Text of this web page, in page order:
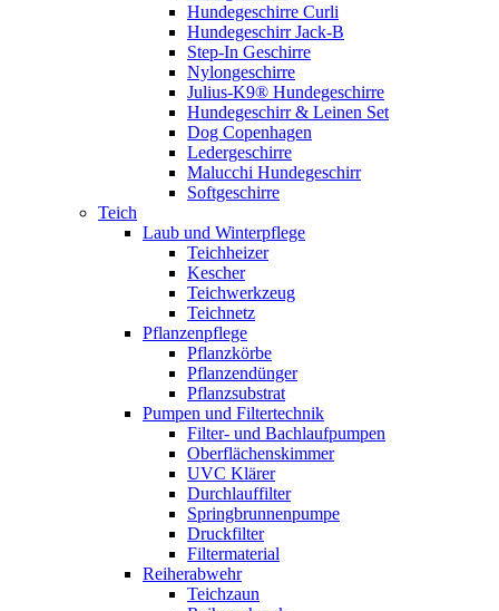
Hundegeschirre Curli
Hundegeschirr Jack-B
Step-In Geschirre
Nylongeschirre
Julius-K9® Hundegeschirre
Hundegeschirr & Leinen Set
Dog Copenhagen
Ledergeschirre
Malucchi Hundegeschirr
Softgeschirre
Teich
Laub und Winterpflege
Teichheizer
Kescher
Teichwerkzeug
Teichnetz
Pflanzenpflege
Pflanzkörbe
Pflanzendünger
Pflanzsubstrat
Pumpen und Filtertechnik
Filter- und Bachlaufpumpen
Oberflächenskimmer
UVC Klärer
Durchlauffilter
Springbrunnenpumpe
Druckfilter
Filtermaterial
Reiherabwehr
Teichzaun